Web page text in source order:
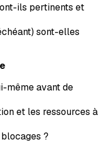
ils pertinents et
sont-elles
même avant de
et les ressources à
?